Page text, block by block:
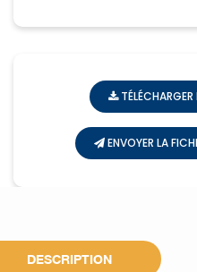
TÉLÉCHARGER
ENVOYER LA
DESCRIPTION